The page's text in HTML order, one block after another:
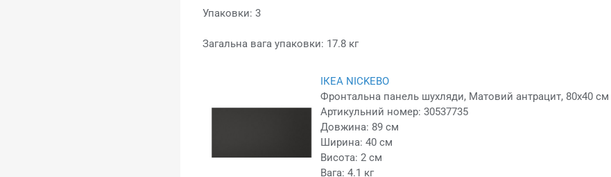
Упаковки: 3
Загальна вага упаковки: 17.8 кг
ІКЕА NICKEBO
Фронтальна панель шухляди, Матовий антрацит, 80x40 см
Артикульний номер: 30537735
Довжина: 89 см
Ширина: 40 см
Висота: 2 см
Вага: 4.1 кг